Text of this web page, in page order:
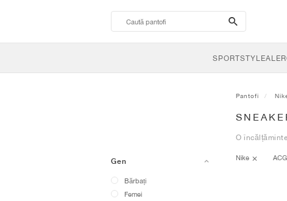
search-
btn
SPORTSTYLE
Gen
Bărbați
Femei
Pantofi
O
Nike